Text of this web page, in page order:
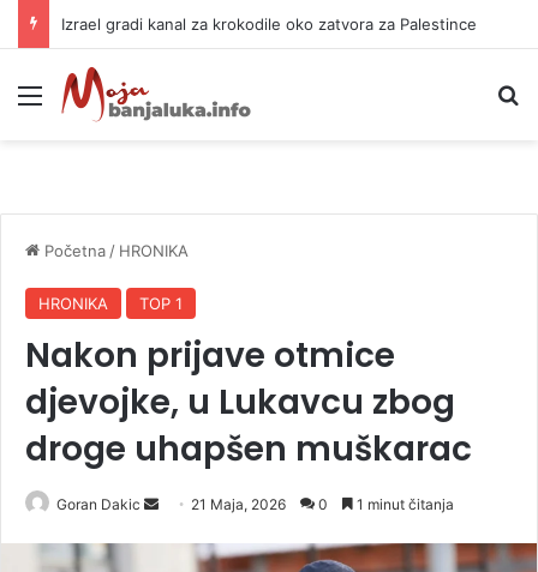
Izrael gradi kanal za krokodile oko zatvora za Palestince
Meni
Početna / HRONIKA
HRONIKA TOP 1
Nakon prijave otmice
djevojke, u Lukavcu zbog
droge uhapšen muškarac
Goran Dakic 21 Maja, 2026 0 1 minut čitanja